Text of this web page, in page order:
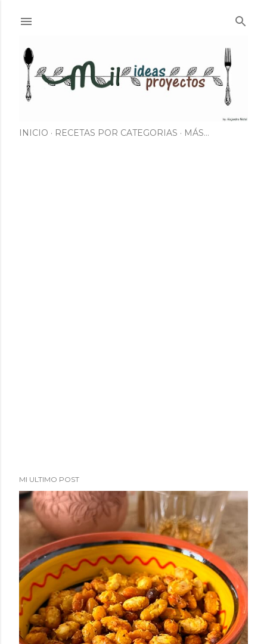
INICIO RECETAS POR CATEGORIAS MÁS…
MI ULTIMO POST